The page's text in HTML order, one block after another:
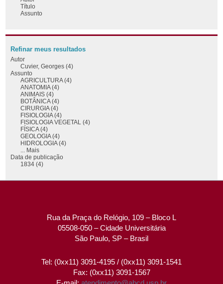
Título
Assunto
Refinar meus resultados
Autor
Cuvier, Georges (4)
Assunto
AGRICULTURA (4)
ANATOMIA (4)
ANIMAIS (4)
BOTÂNICA (4)
CIRURGIA (4)
FISIOLOGIA (4)
FISIOLOGIA VEGETAL (4)
FÍSICA (4)
GEOLOGIA (4)
HIDROLOGIA (4)
... Mais
Data de publicação
1834 (4)
Rua da Praça do Relógio, 109 – Bloco L
05508-050 – Cidade Universitária
São Paulo, SP – Brasil
Tel: (0xx11) 3091-4195 / (0xx11) 3091-1541
Fax: (0xx11) 3091-1567